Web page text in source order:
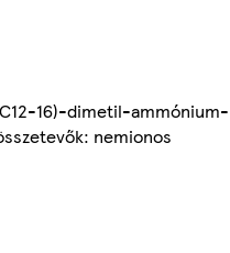
16)-dimetil-ammónium-
nemionos